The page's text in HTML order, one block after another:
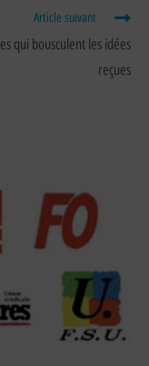
Article suivant
qui bousculent les idées
reçues